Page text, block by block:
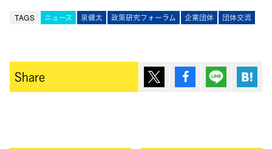
TAGS ニュース 泉健太 政策研究フォーラム 企業団体 団体交流
Share ポスト シェア Lineで送